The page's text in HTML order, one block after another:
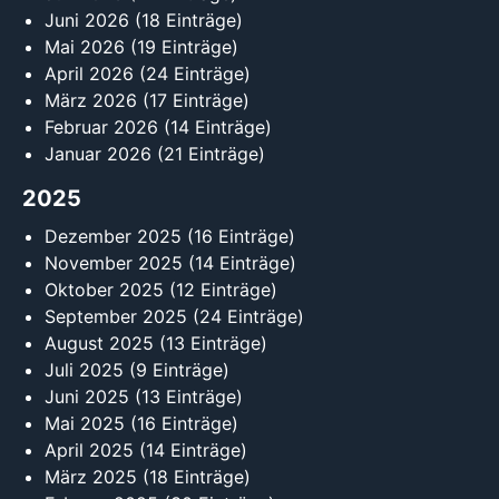
Juni 2026 (18 Einträge)
Mai 2026 (19 Einträge)
April 2026 (24 Einträge)
März 2026 (17 Einträge)
Februar 2026 (14 Einträge)
Januar 2026 (21 Einträge)
2025
Dezember 2025 (16 Einträge)
November 2025 (14 Einträge)
Oktober 2025 (12 Einträge)
September 2025 (24 Einträge)
August 2025 (13 Einträge)
Juli 2025 (9 Einträge)
Juni 2025 (13 Einträge)
Mai 2025 (16 Einträge)
April 2025 (14 Einträge)
März 2025 (18 Einträge)